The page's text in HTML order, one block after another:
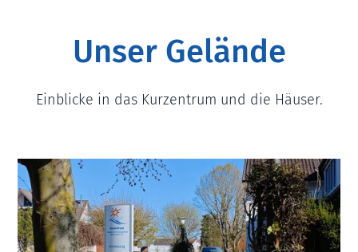
Unser Gelände
Einblicke in das Kurzentrum und die Häuser.